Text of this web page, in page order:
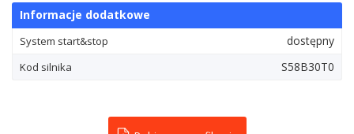
Informacje dodatkowe
System start&stop dostępny
Kod silnika S58B30T0